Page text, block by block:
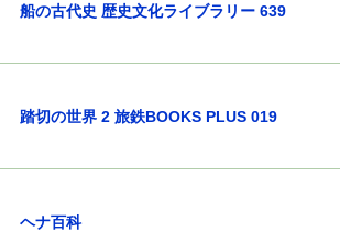
船の古代史 歴史文化ライブラリー 639
踏切の世界 2 旅鉄BOOKS PLUS 019
ヘナ百科